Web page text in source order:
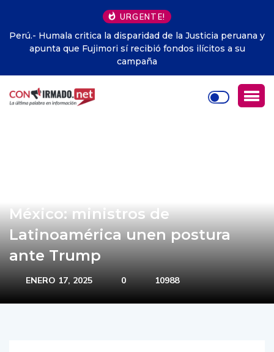
URGENTE!
Perú.- Humala critica la disparidad de la Justicia peruana y
apunta que Fujimori sí recibió fondos ilícitos a su
campaña
México: ministros de
Latinoamérica unen postura
ante Trump
ENERO 17, 2025 0 10988